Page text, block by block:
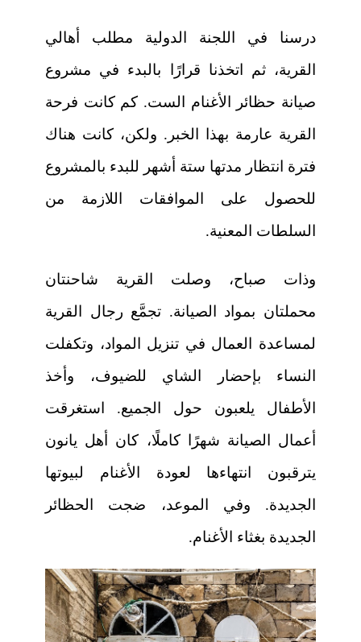
درسنا في اللجنة الدولية مطلب أهالي
القرية، ثم اتخذنا قرارًا بالبدء في مشروع
صيانة حظائر الأغنام الست. كم كانت فرحة
القرية عارمة بهذا الخبر. ولكن، كانت هناك
فترة انتظار مدتها ستة أشهر للبدء بالمشروع
للحصول على الموافقات اللازمة من
السلطات المعنية.
وذات صباح، وصلت القرية شاحنتان
محملتان بمواد الصيانة. تجمَّع رجال القرية
لمساعدة العمال في تنزيل المواد، وتكفلت
النساء بإحضار الشاي للضيوف، وأخذ
الأطفال يلعبون حول الجميع. استغرقت
أعمال الصيانة شهرًا كاملًا، كان أهل يانون
يترقبون انتهاءها لعودة الأغنام لبيوتها
الجديدة. وفي الموعد، ضجت الحظائر
الجديدة بغثاء الأغنام.